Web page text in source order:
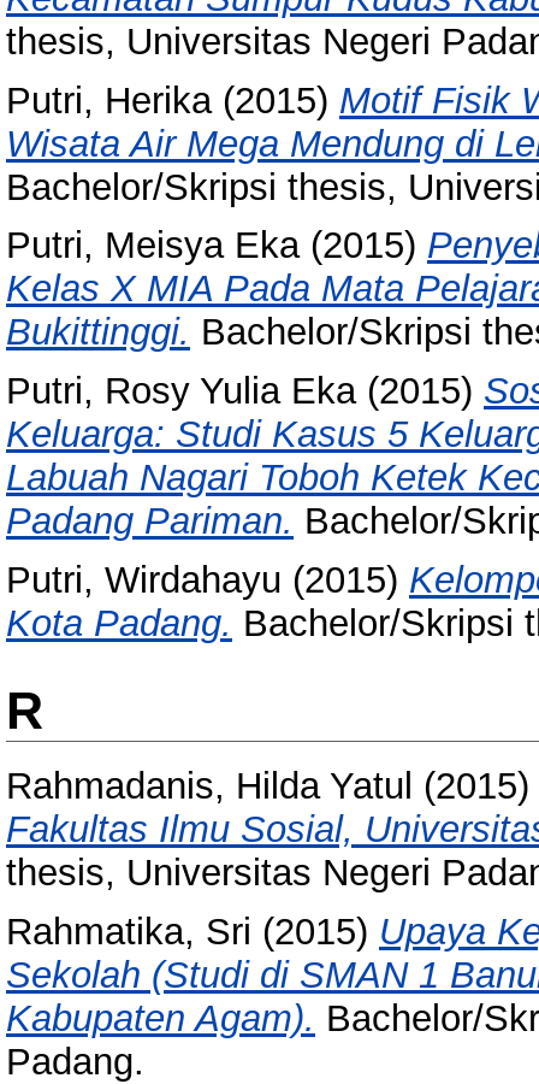
thesis, Universitas Negeri
Putri, Herika(2015) Motif Fisik
Wisata Air Mega Mendung di
Bachelor/Skripsi thesis,
Putri, Meisya Eka(2015)
Kelas X MIA Pada Mata
Bukittinggi. Bachelor/Skripsi
Putri, Rosy Yulia Eka(2015)
Keluarga: Studi Kasus 5
Labuah Nagari Toboh Ketek
Padang Pariman. Bachelor/
Putri, Wirdahayu (2015)
Kota Padang. Bachelor/Skripsi
R
Rahmadanis, Hilda Yatul (2015)
Fakultas Ilmu Sosial,
thesis, Universitas Negeri
Rahmatika, Sri (2015) Upaya
Sekolah (Studi di SMAN 1
Kabupaten Agam). Bachelor/
Padang.